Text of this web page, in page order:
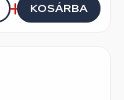
KOSÁRBA